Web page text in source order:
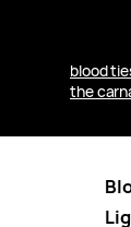
blood
the